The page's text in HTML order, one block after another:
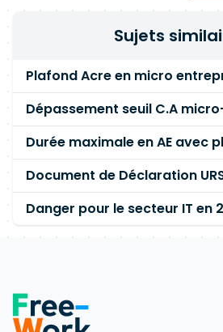
Sujets
Plafond Acre en micro
Dépassement seuil C.A
Document de Déclaration
Danger pour le secteur IT en